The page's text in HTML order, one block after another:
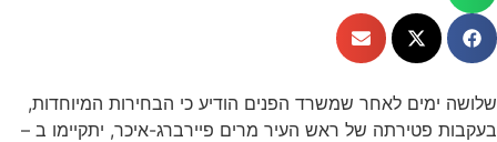
שלושה ימים לאחר שמשרד הפנים הודיע כי הבחירות המיוחדות,
בעקבות פטירתה של ראש העיר מרים פיירברג-איכר, יתקיימו ב –